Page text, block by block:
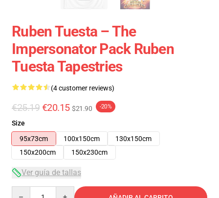
Ruben Tuesta – The
Impersonator Pack Ruben
Tuesta Tapestries
(4 customer reviews)
€25.19 €20.15 $21.90 -20%
Size
95x73cm
100x150cm
130x150cm
150x200cm
150x230cm
Ver guía de tallas